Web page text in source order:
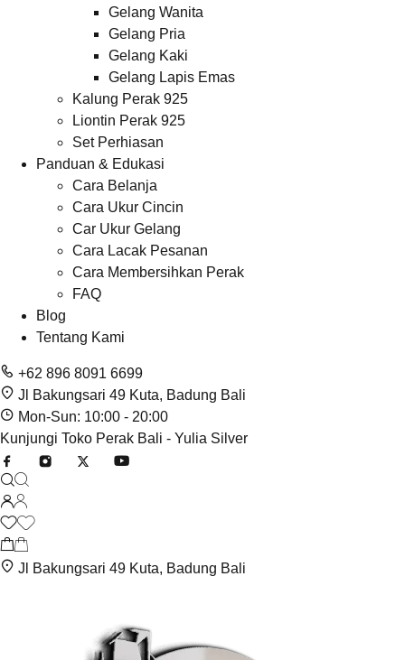
Gelang Wanita
Gelang Pria
Gelang Kaki
Gelang Lapis Emas
Kalung Perak 925
Liontin Perak 925
Set Perhiasan
Panduan & Edukasi
Cara Belanja
Cara Ukur Cincin
Car Ukur Gelang
Cara Lacak Pesanan
Cara Membersihkan Perak
FAQ
Blog
Tentang Kami
+62 896 8091 6699
Jl Bakungsari 49 Kuta, Badung Bali
Mon-Sun: 10:00 - 20:00
Kunjungi Toko Perak Bali - Yulia Silver
Jl Bakungsari 49 Kuta, Badung Bali